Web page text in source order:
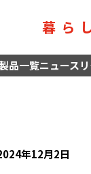
暮ら
品一覧ニュース
年12月2日